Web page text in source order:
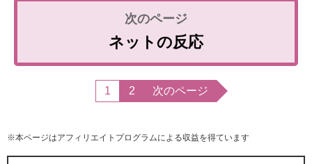
ネットの反応
1 2 次のページ
※本ページはアフィリエイトプログラムによる収益を得ています